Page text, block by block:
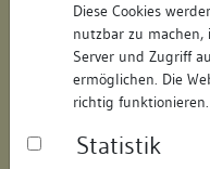
Diese Cookies
nutzbar zu
Server und Zugriff
ermöglichen. Die
richtig funktionieren.
Statistik
221316039196/
Datenbestand:
Objektdaten